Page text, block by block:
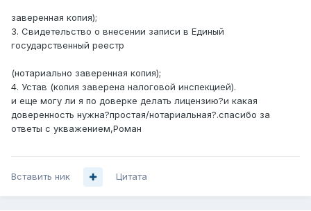
заверенная копия);
3. Свидетельство о внесении записи в Единый
государственный реестр
(нотариально заверенная копия);
4. Устав (копия заверена налоговой инспекцией).
и еще могу ли я по доверке делать лицензию?и какая
доверенность нужна?простая/нотариальная?.спасибо за
ответы с укважением,Роман
Вставить ник Цитата